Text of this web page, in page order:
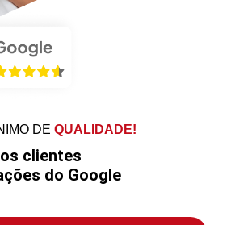
DEQUALIDADE!
clientes
do Google